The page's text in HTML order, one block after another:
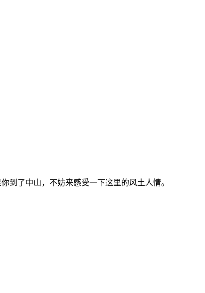
到了中山，不妨来感受一下这里的风土人情。